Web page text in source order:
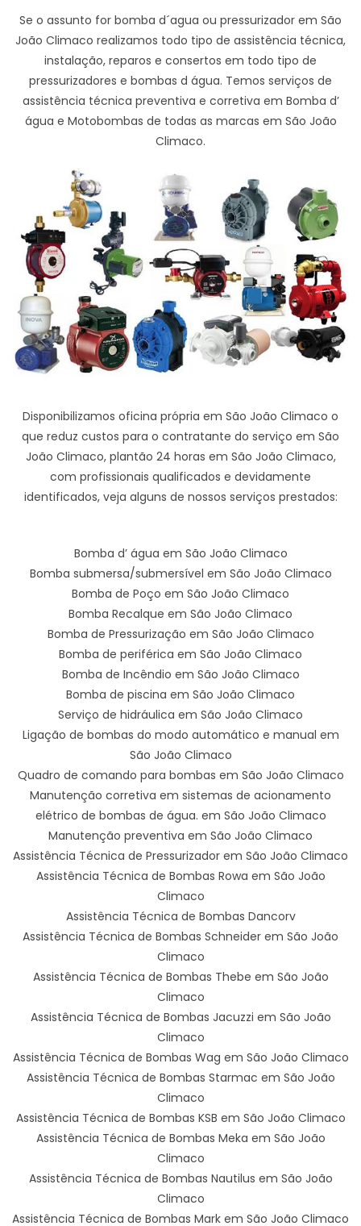
Se o assunto for bomba d´agua ou pressurizador em São
João Climaco realizamos todo tipo de assistência técnica,
instalação, reparos e consertos em todo tipo de
pressurizadores e bombas d água. Temos serviços de
assistência técnica preventiva e corretiva em Bomba d’
água e Motobombas de todas as marcas em São João
Climaco.
Disponibilizamos oficina própria em São João Climaco o
que reduz custos para o contratante do serviço em São
João Climaco, plantão 24 horas em São João Climaco,
com profissionais qualificados e devidamente
identificados, veja alguns de nossos serviços prestados:
Bomba d’ água em São João Climaco
Bomba submersa/submersível em São João Climaco
Bomba de Poço em São João Climaco
Bomba Recalque em São João Climaco
Bomba de Pressurização em São João Climaco
Bomba de periférica em São João Climaco
Bomba de Incêndio em São João Climaco
Bomba de piscina em São João Climaco
Serviço de hidráulica em São João Climaco
Ligação de bombas do modo automático e manual em
São João Climaco
Quadro de comando para bombas em São João Climaco
Manutenção corretiva em sistemas de acionamento
elétrico de bombas de água. em São João Climaco
Manutenção preventiva em São João Climaco
Assistência Técnica de Pressurizador em São João Climaco
Assistência Técnica de Bombas Rowa em São João
Climaco
Assistência Técnica de Bombas Dancorv
Assistência Técnica de Bombas Schneider em São João
Climaco
Assistência Técnica de Bombas Thebe em São João
Climaco
Assistência Técnica de Bombas Jacuzzi em São João
Climaco
Assistência Técnica de Bombas Wag em São João Climaco
Assistência Técnica de Bombas Starmac em São João
Climaco
Assistência Técnica de Bombas KSB em São João Climaco
Assistência Técnica de Bombas Meka em São João
Climaco
Assistência Técnica de Bombas Nautilus em São João
Climaco
Assistência Técnica de Bombas Mark em São João Climaco